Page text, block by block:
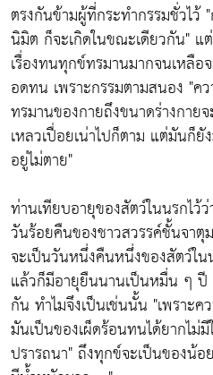
ตรงกันข้ามผู้ที่กระทำกรรมชั่วไว้"
นิมิต ก็จะเกิดในขณะเดียวกัน" แ
เรื่องทนทุกข์ทรมานมากจนเหลือ
อดทน เพราะกรรมตามสนอง "ค
ทรมานของกายถึงขนาดร่างกาย
เหลวเปื่อยเน่าไปก็ตาม แต่มันก็ยั
อยู่ไม่ตาย"
ท่านเทียบอายุของสัตว์ในนรกไว้ว่
วันร้อยคืนของชาวสวรรค์ชั้นจาตุ
จะเป็นวันหนึ่งคืนหนึ่งของสัตว์ใน
แล้วก็มีอายุยืนนานเป็นหมื่น ๆ ปี
กัน ทำไมจึงเป็นเช่นนั้น "เพราะ
มันเป็นของเผ็ดร้อนทนได้ยากไม่มี
ปรารถนา"ถึงทุกข์จะเป็นของน้